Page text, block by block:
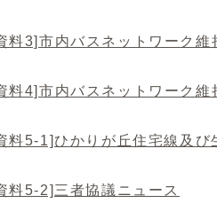
料3]市内バスネットワーク
料4]市内バスネットワーク
料5-1]ひかりが丘住宅線及び
料5-2]三者協議ニュース